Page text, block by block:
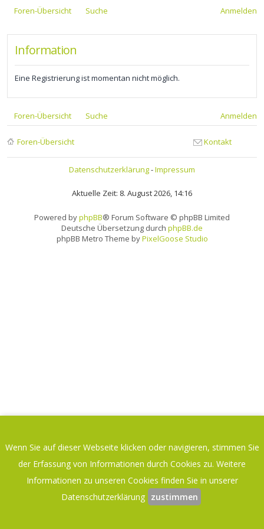
Foren-Übersicht Suche Anmelden
Information
Eine Registrierung ist momentan nicht möglich.
Foren-Übersicht Suche Anmelden
Foren-Übersicht Kontakt
Datenschutzerklärung-Impressum
Aktuelle Zeit: 8. August 2026, 14:16
Powered byphpBB® Forum Software © phpBB Limited
Deutsche Übersetzung durch phpBB.de
phpBB Metro Theme byPixelGoose Studio
Wenn Sie auf dieser Webseite klicken oder navigieren, stimmen Sie
der Erfassung von Informationen durch Cookies zu. Weitere
Informationen zu unseren Cookies finden Sie in unserer
Datenschutzerklärung
zustimmen